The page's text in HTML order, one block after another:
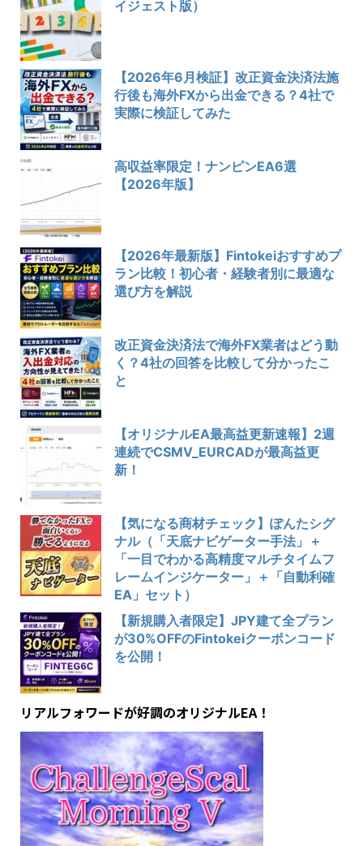
イジェスト版）
【2026年6月検証】改正資金決済法施
行後も海外FXから出金できる？4社で
実際に検証してみた
高収益率限定！ナンピンEA6選
【2026年版】
【2026年最新版】Fintokeiおすすめプ
ラン比較！初心者・経験者別に最適な
選び方を解説
改正資金決済法で海外FX業者はどう動
く？4社の回答を比較して分かったこ
と
【オリジナルEA最高益更新速報】2週
連続でCSMV_EURCADが最高益更
新！
【気になる商材チェック】ぽんたシグ
ナル（「天底ナビゲーター手法」＋
「一目でわかる高精度マルチタイムフ
レームインジケーター」＋「自動利確
EA」セット）
【新規購入者限定】JPY建て全プラン
が30%OFFのFintokeiクーポンコード
を公開！
リアルフォワードが好調のオリジナルEA！